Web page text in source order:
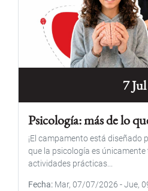
7 Jul
Psicología: más de lo
¡El campamento está diseñado
que la psicología es
actividades prácticas...
Fecha Mar, 07/07/2026 -Jue,